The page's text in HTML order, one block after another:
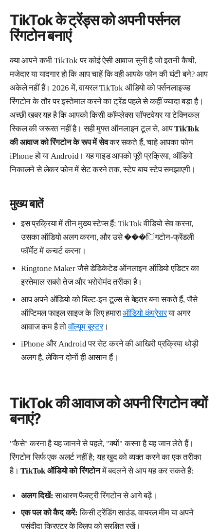
TikTok के ट्रेंड्स को अपनी पर्सनल
रिंगटोन बनाएं
क्या आपने कभी TikTok पर कोई ऐसी आवाज सुनी है जो इतनी कैची,
मजेदार या यादगार हो कि आप चाहें कि वही आपके फोन की घंटी बने? आप
अकेले नहीं हैं। 2026 में, वायरल TikTok ऑडियो को पर्सनलाइज्ड
रिंगटोन के तौर पर इस्तेमाल करने का ट्रेंड पहले से कहीं ज्यादा बड़ा है।
अच्छी खबर यह है कि आपको किसी कॉम्प्लेक्स सॉफ्टवेयर या टेक्निकल
स्किल की जरूरत नहीं है। सही मुफ्त ऑनलाइन टूल से, आपTikTok
की आवाज को रिंगटोन के रूप में सेवकर सकते हैं, चाहे आपका फोन
iPhone हो या Android। यह गाइड आपको पूरी प्रक्रिया, ऑडियो
निकालने से लेकर फोन में सेट करने तक, स्टेप बाय स्टेप समझाएगी।
मुख्य बातें
इस प्रक्रिया में तीन मुख्य स्टेप्स हैं: TikTok वीडियो सेव करना,
उसका ऑडियो अलग करना, और उसे ���िंगटोन-फ्रेंडली
फॉर्मेट में कन्वर्ट करना।
Ringtone Maker जैसे डेडिकेटेड ऑनलाइन ऑडियो एडिटर का
इस्तेमाल सबसे तेज और भरोसेमंद तरीका है।
आप अपने ऑडियो को बिल्ट-इन टूल्स से बेहतर बना सकते हैं, जैसे
ऑप्टिमल फाइल साइज के लिए हमाराऑडियो कंप्रेसरया अगर
आवाज कम है तोवॉल्यूम बूस्टर।
iPhone और Android पर सेट करने की आखिरी प्रक्रिया थोड़ी
अलग है, लेकिन दोनों ही आसान हैं।
TikTok की आवाज को अपनी रिंगटोन क्यों
बनाएं?
"कैसे" करना है यह जानने से पहले, "क्यों" करना है यह जान लेते हैं।
रिंगटोन सिर्फ एक अलर्ट नहीं है; यह खुद को व्यक्त करने का एक तरीका
है।TikTok ऑडियो को रिंगटोनमें बदलने से आप यह कर सकते हैं:
अलग दिखें: साधारण फैक्ट्री रिंगटोन से आगे बढ़ें।
एक पल को कैद करें: किसी ट्रेंडिंग साउंड, वायरल मीम या अपने
पसंदीदा क्रिएटर के क्लिप को सुरक्षित रखें।